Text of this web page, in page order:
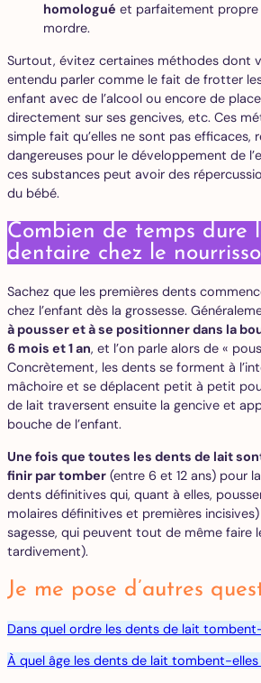
homologué et parfaitement propre
mordre.
Surtout, évitez certaines méthodes dont
entendu parler comme le fait de frotter
enfant avec de l’alcool ou encore de
directement sur ses gencives, etc. Ces
simple fait qu’elles ne sont pas efficaces,
dangereuses pour le développement de
ces substances peut avoir des
du bébé.
Combien de temps dure
dentaire chez le
Sachez que les premières dents
chez l’enfant dès la grossesse.
à pousser et à se positionner dans la
6 mois et 1 an, et l’on parle alors de «
Concrètement, les dents se forment à
mâchoire et se déplacent petit à petit
de lait traversent ensuite la gencive et
bouche de l’enfant.
Une fois que toutes les dents de lait
finir par tomber (entre 6 et 12 ans) pour
dents définitives qui, quant à elles,
molaires définitives et premières
sagesse, qui peuvent tout de même faire
tardivement).
Je me pose d’autres
Dans quel ordre les dents de lait
À quel âge les dents de lait tombent-elles